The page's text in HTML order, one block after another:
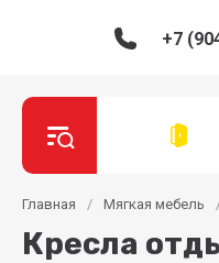
+7
Главная / Мягкая мебель
Кресла